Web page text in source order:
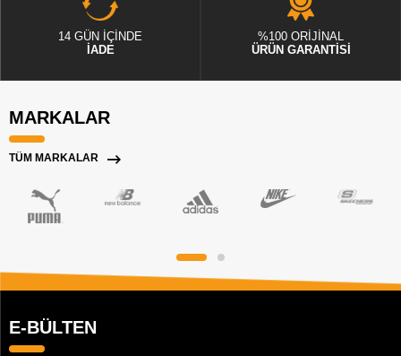
14 GÜN İÇİNDE
İADE
%100 ORİJİNAL
ÜRÜN GARANTİSİ
MARKALAR
TÜM MARKALAR
E-BÜLTEN